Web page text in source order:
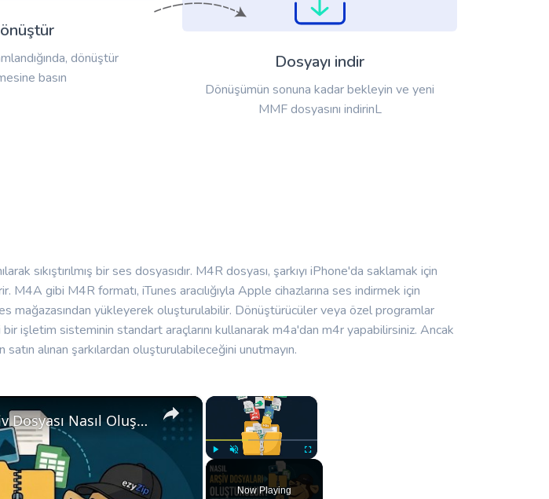
dönüştür
basın
Dosyayı indir
Dönüşümün sonuna kadar bekleyin ve yeni
MMF dosyasını indirinL
sıkıştırılmış bir ses dosyasıdır. M4R dosyası, şarkıyı iPhone'da saklamak için
gibi M4R formatı, iTunes aracılığıyla Apple cihazlarına ses indirmek için
mağazasından yükleyerek oluşturulabilir. Dönüştürücüler veya özel programlar
işletim sisteminin standart araçlarını kullanarak m4a'dan m4r yapabilirsiniz. Ancak
alınan şarkılardan oluşturulabileceğini unutmayın.
×
Play Fullscreen
Now Playing
×
📦 ezyZip ile Çevrimiçi Ücretsiz Arşiv Dosyası Nasıl Oluşturulur | Yazılım Kurulumu Gerekmez